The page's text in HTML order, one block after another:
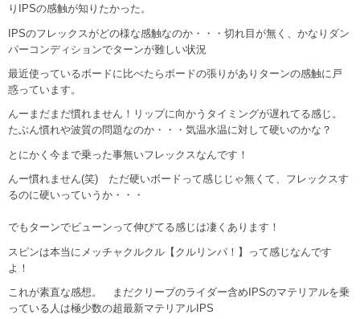
りIPSの感触が知りたかった。
IPSのフレックスがどの様な感触なのか・・・切れ目が無く、かなりダン
パーコンディションでターンが難しい状況
最近使っているボードに比べたらボードの張りがありターンの感触に戸
惑っています。
んーまだまだ慣れません！リップに向かうタイミングが遅れてる感じ。
たぶん慣れや波質の問題なのか・・・気温水温に対して硬いのかな？
とにかく今まで乗った事無いフレックスなんです！
んー慣れません(笑) ただ硬いボードって感じじゃ無くて、フレックスす
るのに硬いっていうか・・・
でもターンでビューンって伸びてる感じは凄くあります！
スピンは本当にメッチャクルクル【クルリンパ！】って感じなんです
よ！
これが素直な感想。 まだクリーブのライダー含めIPSのマテリアルを乗
っている人は極少数の超最新マテリアルIPS